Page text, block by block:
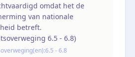
omdat het de
van nationale
betreft.
6.5 - 6.8)
6.5 - 6.8